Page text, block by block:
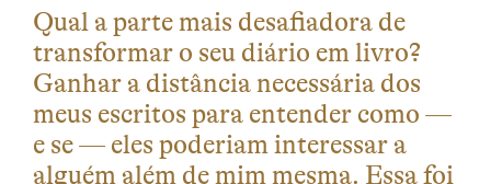
Qual a parte mais desafiadora de
transformar o seu diário em livro?
Ganhar a distância necessária dos
meus escritos para entender como —
e se — eles poderiam interessar a
alguém além de mim mesma. Essa foi